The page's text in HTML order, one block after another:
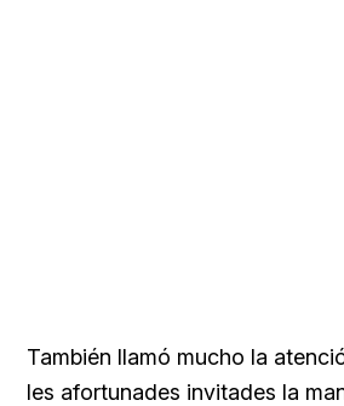
También llamó mucho la
les afortunades invitades la